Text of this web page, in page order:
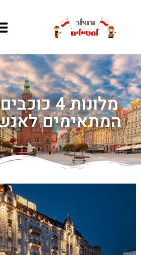
מלונות 4
המתאימים